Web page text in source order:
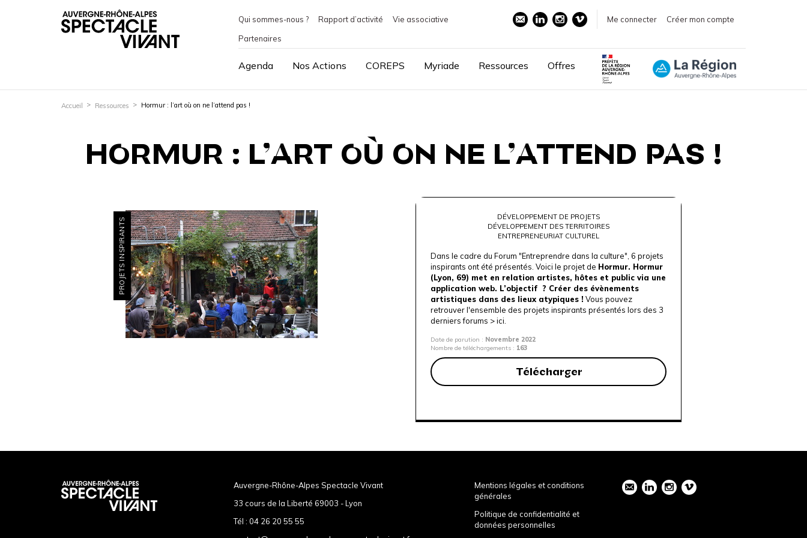
Qui sommes-nous ? Rapport d’activité
Vie associative
Partenaires
Me connecter Créer mon compte
Agenda Nos Actions COREPS Myriade Ressources Offres
Accueil Ressources Hormur : l’art où on ne l’attend pas !
HORMUR : L’ART OÙ ON NE L’ATTEND PAS !
PROJETS INSPIRANTS
DÉVELOPPEMENT DE PROJETS
DÉVELOPPEMENT DES TERRITOIRES
ENTREPRENEURIAT CULTUREL
Dans le cadre du Forum "Entreprendre dans la culture", 6 projets
inspirants ont été présentés. Voici le projet de Hormur. Hormur
(Lyon, 69) met en relation artistes, hôtes et public via une
application web. L’objectif ? Créer des évènements
artistiques dans des lieux atypiques ! Vous pouvez
retrouver l'ensemble des projets inspirants présentés lors des 3
derniers forums >ici
Date de parution : Novembre 2022
Nombre de téléchargements : 163
Télécharger
Auvergne-Rhône-Alpes Spectacle Vivant
33 cours de la Liberté 69003 - Lyon
Tél : 04 26 20 55 55
Mentions légales et conditions
générales
Politique de confidentialité et
données personnelles